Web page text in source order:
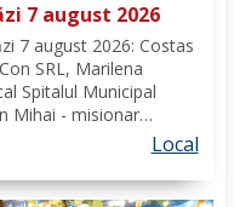
7 august 2026
7 august 2026: Costas
SRL, Marilena
Spitalul Municipal
Mihai - misionar
Marcela Simona
Vlahuță...
Local